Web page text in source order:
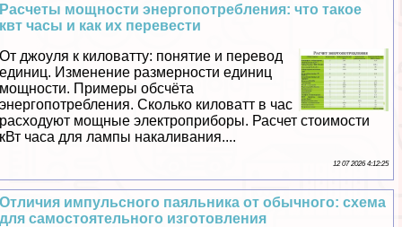
Расчеты мощности энергопотрeбления: что такое
квт часы и как их перевести
От джоуля к киловатту: понятие и перевод
единиц. Изменение размерности единиц
мощности. Примеры обсчёта
энергопотрeбления. Сколько киловатт в час
расходуют мощные электроприборы. Расчет стоимости
кВт часа для лампы накаливания....
12 07 2026 4:12:25
Отличия импульсного паяльника от обычного: схема
для самостоятельного изготовления